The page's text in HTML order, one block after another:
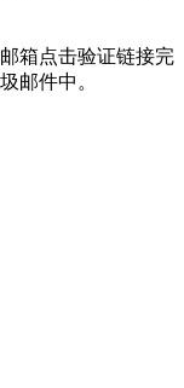
箱点击验证链接完
邮件中。